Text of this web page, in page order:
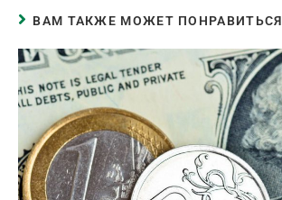
ВАМ ТАКЖЕ МОЖЕТ ПОНРАВИТЬСЯ